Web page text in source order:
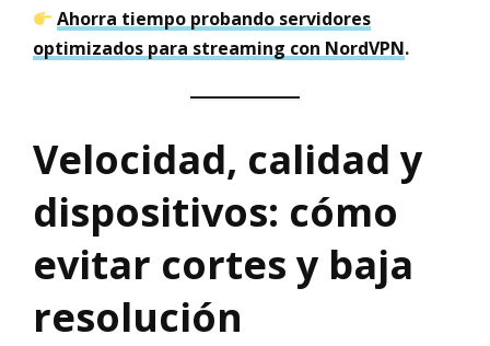
Ahorra tiempo probando servidores
optimizados para streaming con NordVPN.
Velocidad, calidad y
dispositivos: cómo
evitar cortes y baja
resolución